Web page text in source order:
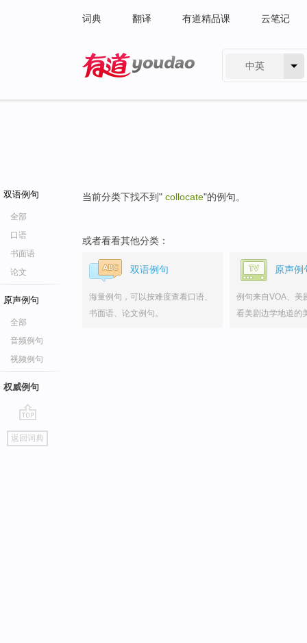
词典 翻译 有道精品课 云笔记
中英
双语例句
全部
口语
书面语
论文
原声例句
全部
音频例句
视频例句
权威例句
go
top
返回词典
当前分类下找不到" collocate"的例句。
或者看看其他分类：
双语例句
海量例句，可以按难度查看口语、
书面语、论文例句。
原声例
例句来自VOA、美
看美剧边学地道的